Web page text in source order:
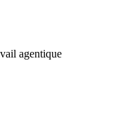
agentique